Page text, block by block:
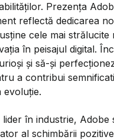
Prezența
reflectă dedicarea
cele mai
în peisajul digital.
și să-și
a contribui
evoluție.
în industrie, Adobe
al schimbării